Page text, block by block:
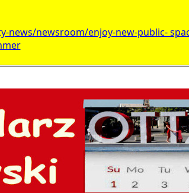
news/newsroom/enjoy-new-public-